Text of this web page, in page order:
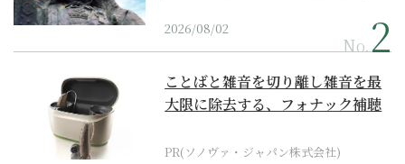
2026/08/02
No.
ことばと雑音を切り離し雑音を最
大限に除去する、フォナック補聴
PR(ソノヴァ・ジャパン株式会社)